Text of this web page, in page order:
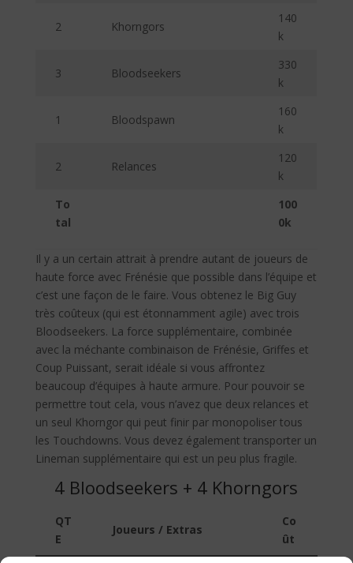
2 Khorngors
140
k
3 Bloodseekers
330
k
1 Bloodspawn
160
k
2 Relances
120
k
To
tal
100
0k
Il y a un certain attrait à prendre autant de joueurs de
haute force avec Frénésie que possible dans l’équipe et
c’est une façon de le faire. Vous obtenez le Big Guy
très coûteux (qui est étonnamment agile) avec trois
Bloodseekers. La force supplémentaire, combinée
avec la méchante combinaison de Frénésie, Griffes et
Coup Puissant, serait idéale si vous affrontez
beaucoup d’équipes à haute armure. Pour pouvoir se
permettre tout cela, vous n’avez que deux relances et
un seul Khorngor qui peut finir par monopoliser tous
les Touchdowns. Vous devez également transporter un
Lineman supplémentaire qui est un peu plus fragile.
4 Bloodseekers + 4 Khorngors
QT
E
Joueurs / Extras
Co
ût